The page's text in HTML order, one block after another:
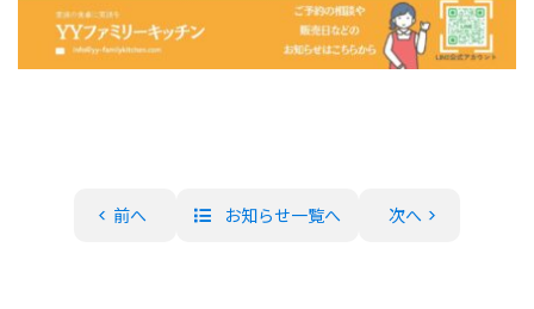
前へ お知らせ一覧へ 次へ